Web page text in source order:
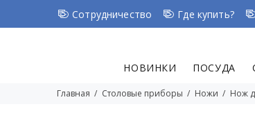
Сотрудничество Где купить?
НОВИНКИ ПОСУДА
Главная Столовые приборы Ножи Нож